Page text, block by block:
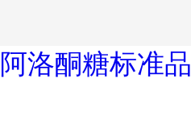
阿洛酮糖标准品